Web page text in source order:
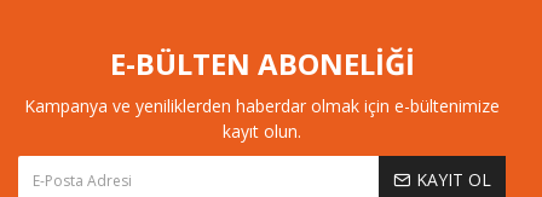
E-BÜLTEN ABONELİĞİ
Kampanya ve yeniliklerden haberdar olmak için e-bültenimize
kayıt olun.
KAYIT OL